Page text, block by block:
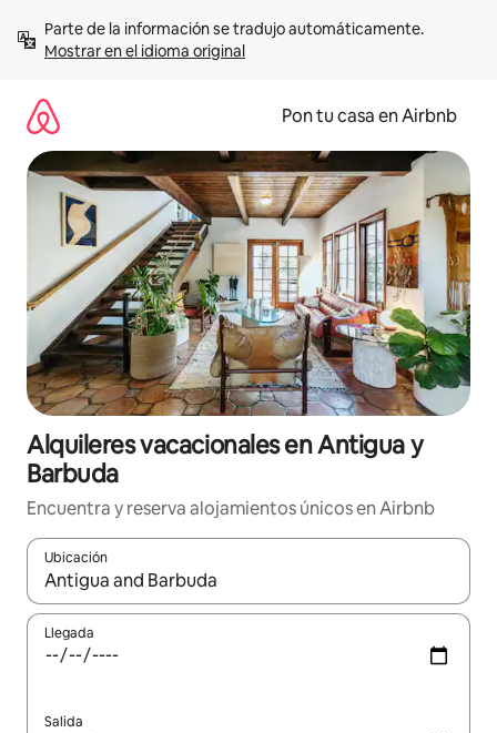
contenidoMostrar en el idioma original
Pon tu casa en Airbnb
Alquileres vacacionales en Antigua y
Barbuda
Encuentra y reserva alojamientos únicos en Airbnb
Ubicación
Cuando los resultados estén disponibles, navega con las
Llegada
Salida